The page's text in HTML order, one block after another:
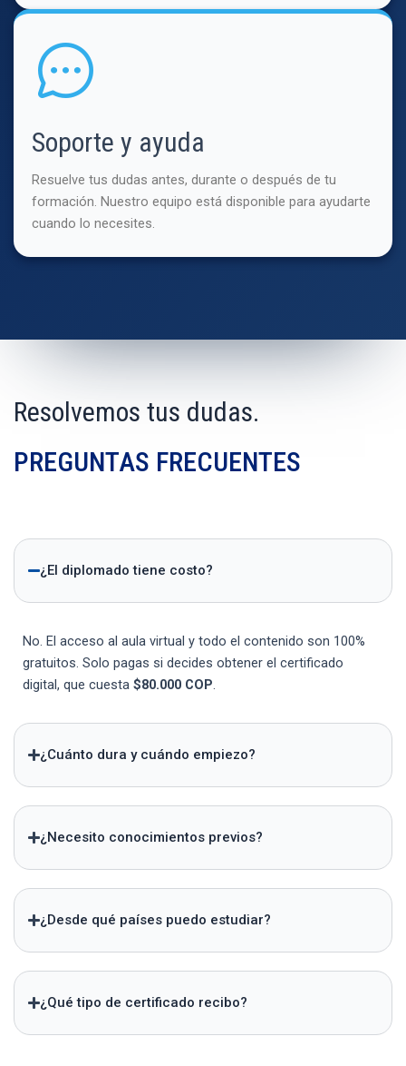
Soporte y ayuda
Resuelve tus dudas antes, durante o después de tu
formación. Nuestro equipo está disponible para ayudarte
cuando lo necesites.
Resolvemos tus dudas.
PREGUNTAS FRECUENTES
¿El diplomado tiene costo?
No. El acceso al aula virtual y todo el contenido son 100%
gratuitos. Solo pagas si decides obtener el certificado
digital, que cuesta $80.000 COP
¿Cuánto dura y cuándo empiezo?
¿Necesito conocimientos previos?
¿Desde qué países puedo estudiar?
¿Qué tipo de certificado recibo?